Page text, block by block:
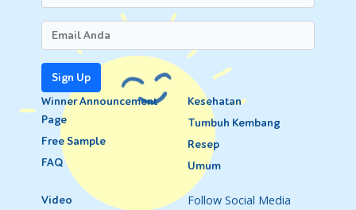
Sign Up
Winner Announcement
Page
Free Sample
FAQ
Kesehatan
Tumbuh Kembang
Resep
Umum
Video
Follow Social Media